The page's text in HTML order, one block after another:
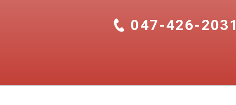
047-426-2031